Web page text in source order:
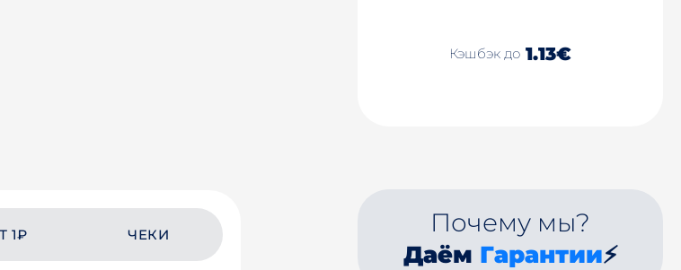
Кэшбэк до 1.13€
1₽ ЧЕКИ Почему мы?
Даём Гарантии⚡